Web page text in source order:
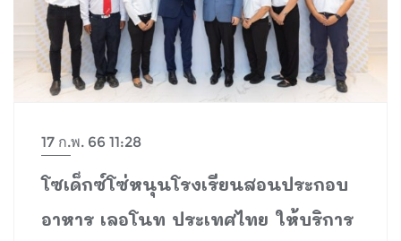
17 ก.พ. 66 11:28
โซเด็กซ์โซ่หนุนโรงเรียนสอนประกอบ
อาหาร เลอโนท ประเทศไทย ให้บริการ